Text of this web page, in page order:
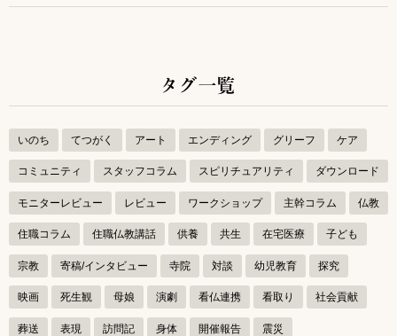
タグ一覧
いのち てつがく アート エンディング グリーフ ケア
コミュニティ スタッフコラム スピリチュアリティ ダウンロード
モニターレビュー レビュー ワークショップ 主幹コラム 仏教
住職コラム 住職仏教講話 供養 共生 在宅医療 子ども
宗教 寄稿/インタビュー 寺院 対談 幼児教育 探究
映画 死生観 母娘 演劇 看仏連携 看取り 社会貢献
葬送 表現 訪問記 身体 開催報告 震災